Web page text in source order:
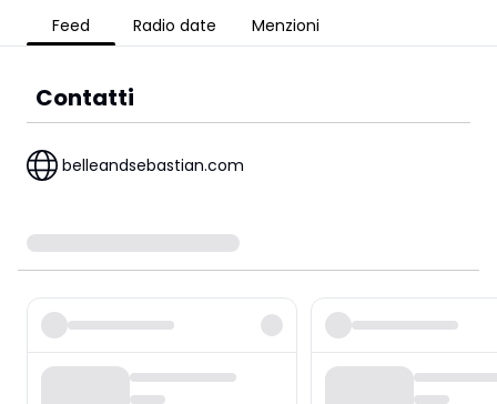
Feed Radio date Menzioni
Contatti
belleandsebastian.com